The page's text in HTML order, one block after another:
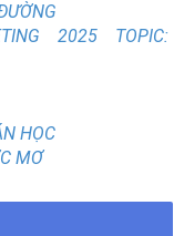
2025 TOPIC:
HỌC
MƠ